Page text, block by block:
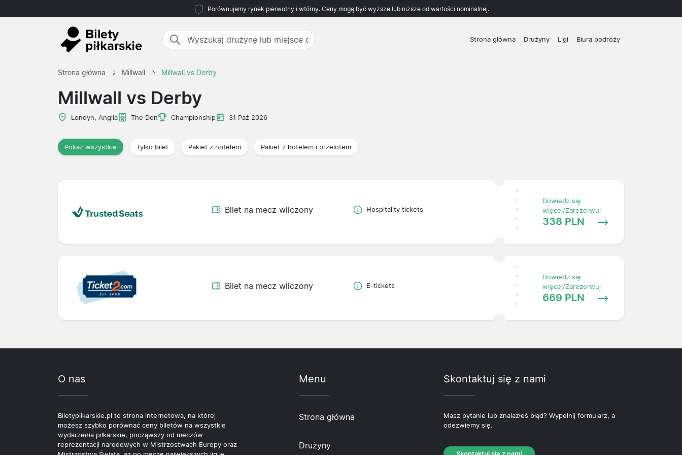
Porównujemy rynek pierwotny i wtórny. Ceny mogą być wyższe lub niższe od wartości nominalnej.
Strona główna Drużyny Ligi Biura podróży
Strona główna Millwall Millwall vs Derby
Millwall vs Derby
Londyn, Anglia The Den Championship 31 Paź 2026
Pokaż wszystkie Tylko bilet Pakiet z hotelem Pakiet z hotelem i przelotem
Bilet na mecz wliczony Hospitality tickets
Dowiedz się
więcej/Zarezerwuj
338 PLN
Bilet na mecz wliczony E-tickets
Dowiedz się
więcej/Zarezerwuj
669 PLN
O nas
Biletypilkarskie.pl to strona internetowa, na której
możesz szybko porównać ceny biletów na wszystkie
wydarzenia piłkarskie, począwszy od meczów
reprezentacji narodowych w Mistrzostwach Europy oraz
Menu
Strona główna
Drużyny
Skontaktuj się z nami
Masz pytanie lub znalazłeś błąd? Wypełnij formularz, a
odezwiemy się.